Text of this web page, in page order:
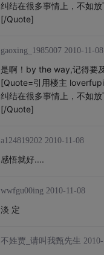
纠结在很多事情上，不如放
[/Quote]
gaoxing_1985007 2010-11-08
是啊！by the way,记得要
[Quote=引用楼主
纠结在很多事情上，不如放
[/Quote]
a124819202 2010-11-08
感悟就好....
wwfgu00ing 2010-11-08
淡 定
不姓贾_请叫我甄先生